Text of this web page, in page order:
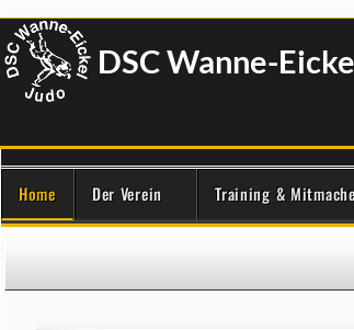
DSC Wanne-
Home Der Verein Training &